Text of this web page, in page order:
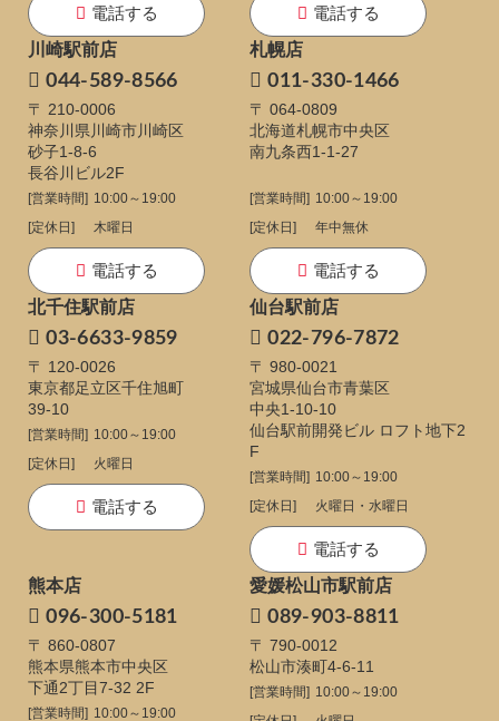
電話する
電話する
川崎駅前店
044-589-8566
〒 210-0006
神奈川県川崎市川崎区
砂子1-8-6
長谷川ビル2F
[営業時間] 10:00～19:00
[定休日]
木曜日
電話する
札幌店
011-330-1466
〒 064-0809
北海道札幌市中央区
南九条西1-1-27
[営業時間] 10:00～19:00
[定休日]
年中無休
電話する
北千住駅前店
03-6633-9859
〒 120-0026
東京都足立区千住旭町
39-10
[営業時間] 10:00～19:00
[定休日]
火曜日
電話する
仙台駅前店
022-796-7872
〒 980-0021
宮城県仙台市青葉区
中央1-10-10
仙台駅前開発ビル ロフト地下2
F
[営業時間] 10:00～19:00
[定休日]
火曜日・水曜日
電話する
熊本店
096-300-5181
〒 860-0807
熊本県熊本市中央区
下通2丁目7-32 2F
[営業時間] 10:00～19:00
愛媛松山市駅前店
089-903-8811
〒 790-0012
松山市湊町4-6-11
[営業時間] 10:00～19:00